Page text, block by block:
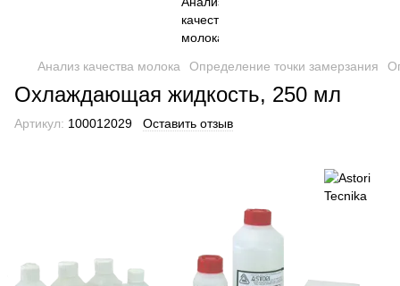
Анализ качества молока Определение точки замерзания
Охлаждающая жидкость, 250 мл
Артикул: 100012029 Оставить отзыв